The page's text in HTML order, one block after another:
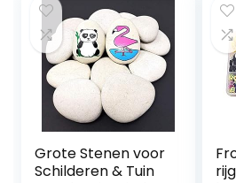
Grote Stenen voor
Schilderen & Tuin